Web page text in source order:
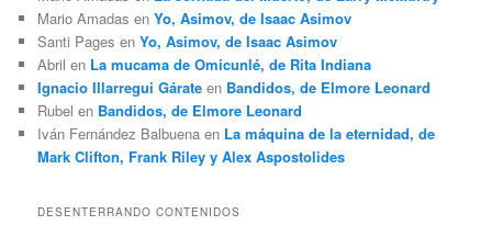
Mario Amadas enYo, Asimov, de Isaac Asimov
Santi Pages enYo, Asimov, de Isaac Asimov
Abril en La mucama de Omicunlé, de Rita Indiana
Ignacio Illarregui Gárate en Bandidos, de Elmore Leonard
Rubel en Bandidos, de Elmore Leonard
Iván Fernández Balbuena en La máquina de la eternidad, de
Mark Clifton, Frank Riley y Alex Aspostolides
DESENTERRANDO CONTENIDOS